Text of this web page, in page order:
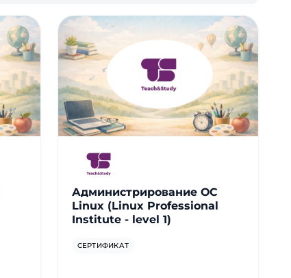
Администрирование ОС
Linux (Linux Professional
Institute - level 1)
СЕРТИФИКАТ